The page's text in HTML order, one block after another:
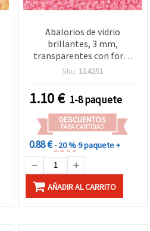
Abalorios de vidrio
brillantes, 3 mm,
transparentes con forro
rosa, 50 g
Sku: 114251
1.10€ 1-8 paquete
DESCUENTOS
PARA CANTIDAD
0.88 €- 20 %9 paquete +
AÑADIR AL CARRITO